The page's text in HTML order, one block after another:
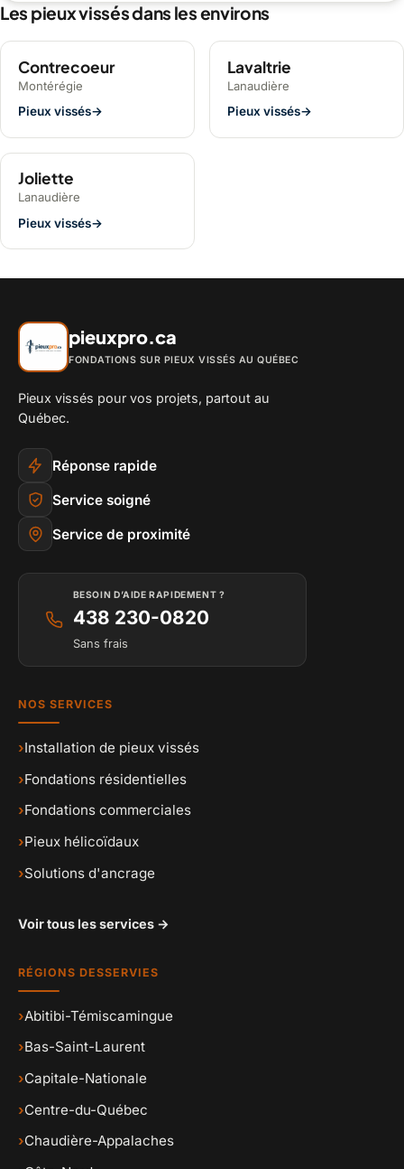
Les pieux vissés dans les environs
Contrecoeur
Montérégie
Pieux vissés→
Lavaltrie
Lanaudière
Pieux vissés→
Joliette
Lanaudière
Pieux vissés→
pieuxpro.ca
FONDATIONS SUR PIEUX VISSÉS AU QUÉBEC
Pieux vissés pour vos projets, partout au
Québec.
Réponse rapide
Service soigné
Service de proximité
BESOIN D’AIDE RAPIDEMENT ?
438 230-0820
Sans frais
NOS SERVICES
›Installation de pieux vissés
›Fondations résidentielles
›Fondations commerciales
›Pieux hélicoïdaux
›Solutions d'ancrage
Voir tous les services →
RÉGIONS DESSERVIES
›Abitibi-Témiscamingue
›Bas-Saint-Laurent
›Capitale-Nationale
›Centre-du-Québec
›Chaudière-Appalaches